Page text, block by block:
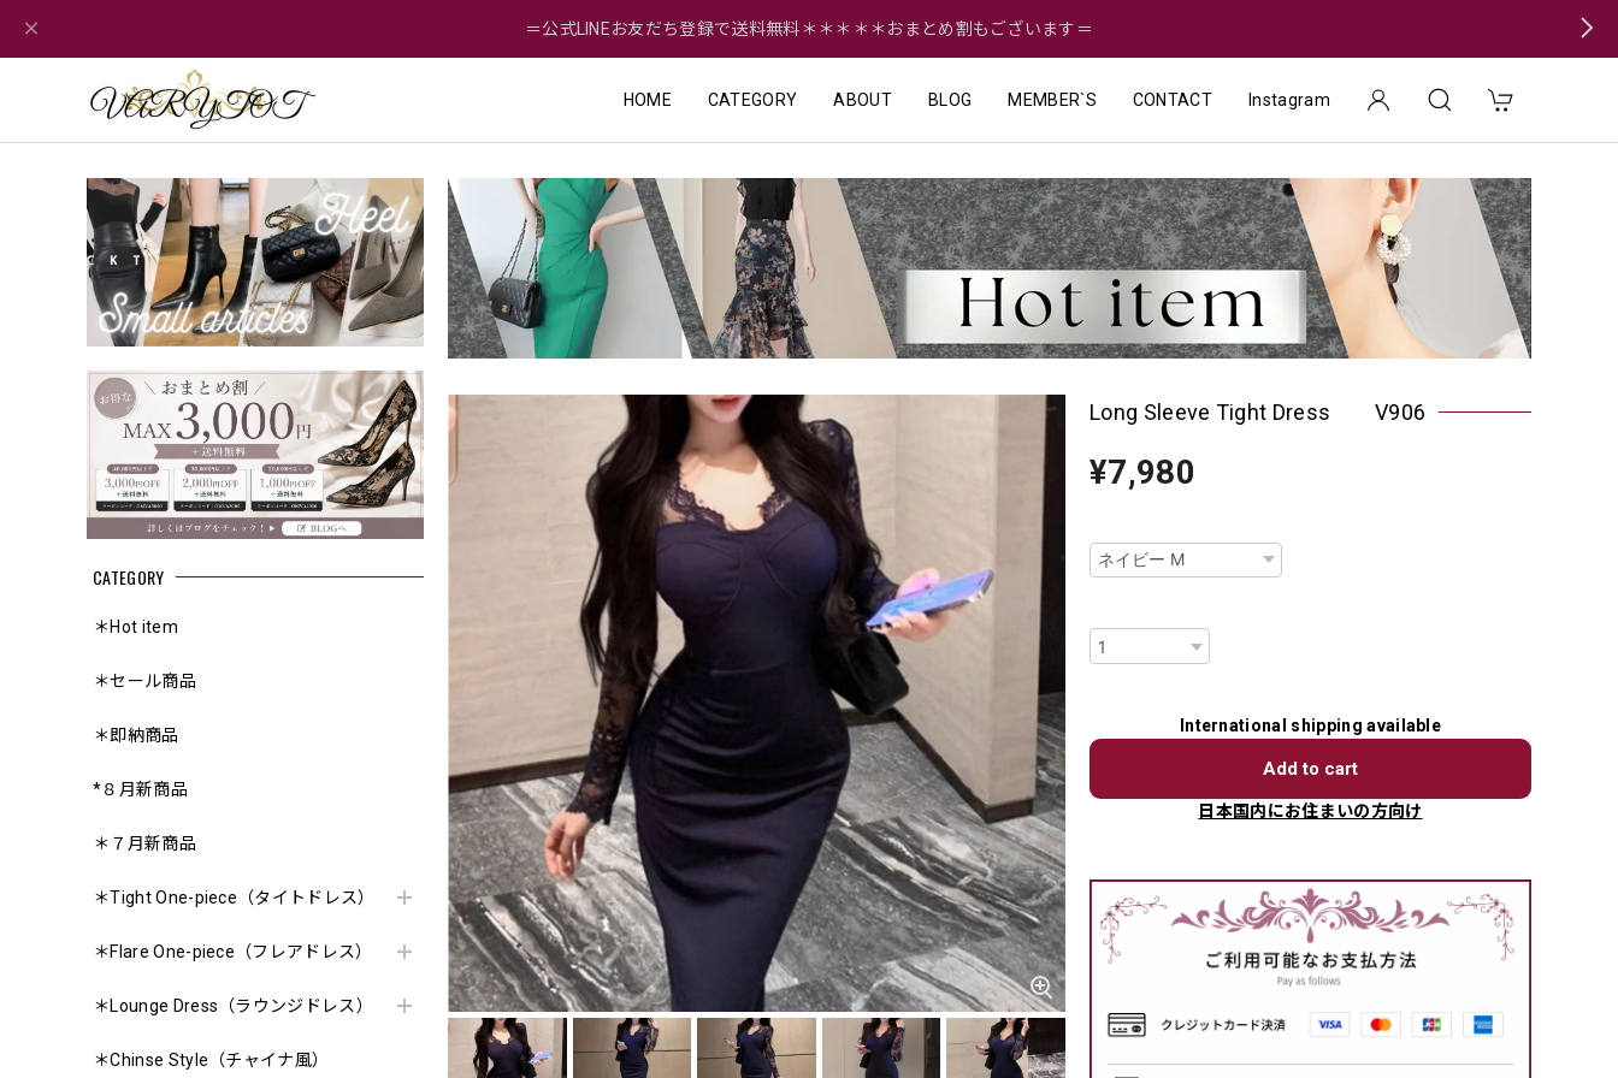
＝公式LINEお友だち登録で送料無料＊＊＊＊＊おまとめ割もございます＝
HOME CATEGORY ABOUT BLOG MEMBER`S CONTACT Instagram
CATEGORY
＊Hot item
＊セール商品
＊即納商品
*８月新商品
＊７月新商品
＊Tight One-piece（タイトドレス）
＊Flare One-piece（フレアドレス）
＊Lounge Dress（ラウンジドレス）
＊Chinse Style（チャイナ風）
Long Sleeve Tight Dress V906
¥7,980
International shipping available
Add to cart
日本国内にお住まいの方向け